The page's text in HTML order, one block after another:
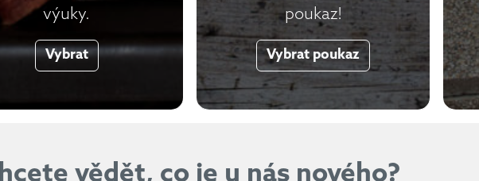
výuky.
Vybrat
poukaz!
Vybrat poukaz
vědět, co je u nás nového?